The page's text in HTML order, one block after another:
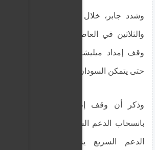
وشدد جابر، خلال كلمته أمام القمة
والثلاثين في العاصمة العراقية بغداد،
وقف إمداد ميليشيا الدعم السريع بالسلاح
حتى يتمكن السودان من أن يحقق خارطة
وذكر أن وقف إطلاق النار في
بانسحاب الدعم السريع من كل المناطق،
الدعم السريع يستهدف كل